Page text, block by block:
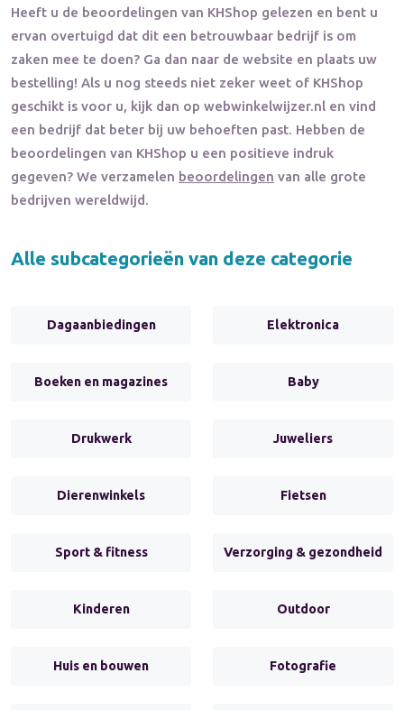
Heeft u de beoordelingen van KHShop gelezen en bent u
ervan overtuigd dat dit een betrouwbaar bedrijf is om
zaken mee te doen? Ga dan naar de website en plaats uw
bestelling! Als u nog steeds niet zeker weet of KHShop
geschikt is voor u, kijk dan op webwinkelwijzer.nl en vind
een bedrijf dat beter bij uw behoeften past. Hebben de
beoordelingen van KHShop u een positieve indruk
gegeven? We verzamelen beoordelingen van alle grote
bedrijven wereldwijd.
Alle subcategorieën van deze categorie
Dagaanbiedingen Elektronica
Boeken en magazines Baby
Drukwerk Juweliers
Dierenwinkels Fietsen
Sport & fitness Verzorging & gezondheid
Kinderen Outdoor
Huis en bouwen Fotografie